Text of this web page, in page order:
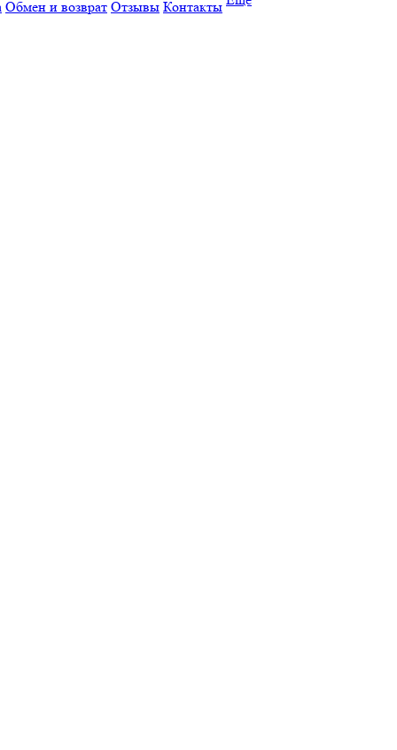
Обмен и возврат Отзывы Контакты